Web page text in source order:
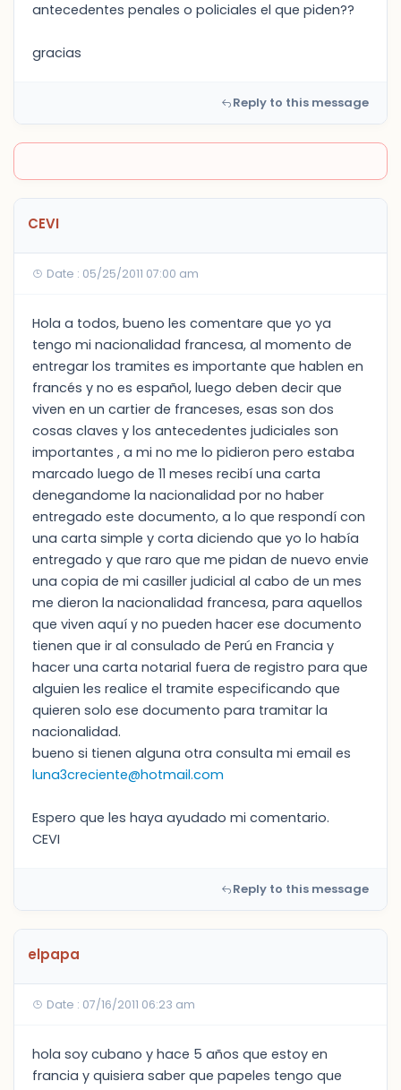
antecedentes penales o policiales el que piden??
gracias
Reply to this message
CEVI
Date : 05/25/2011 07:00 am
Hola a todos, bueno les comentare que yo ya
tengo mi nacionalidad francesa, al momento de
entregar los tramites es importante que hablen en
francés y no es español, luego deben decir que
viven en un cartier de franceses, esas son dos
cosas claves y los antecedentes judiciales son
importantes , a mi no me lo pidieron pero estaba
marcado luego de 11 meses recibí una carta
denegandome la nacionalidad por no haber
entregado este documento, a lo que respondí con
una carta simple y corta diciendo que yo lo había
entregado y que raro que me pidan de nuevo envie
una copia de mi casiller judicial al cabo de un mes
me dieron la nacionalidad francesa, para aquellos
que viven aquí y no pueden hacer ese documento
tienen que ir al consulado de Perú en Francia y
hacer una carta notarial fuera de registro para que
alguien les realice el tramite especificando que
quieren solo ese documento para tramitar la
nacionalidad.
bueno si tienen alguna otra consulta mi email es
luna3creciente@hotmail.com
Espero que les haya ayudado mi comentario.
CEVI
Reply to this message
elpapa
Date : 07/16/2011 06:23 am
hola soy cubano y hace 5 años que estoy en
francia y quisiera saber que papeles tengo que